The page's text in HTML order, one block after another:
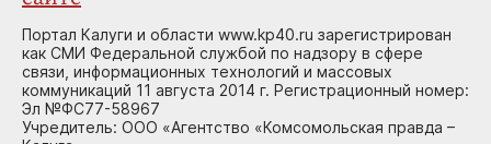
Портал Калуги и области www.kp40.ru зарегистрирован
как СМИ Федеральной службой по надзору в сфере
связи, информационных технологий и массовых
коммуникаций 11 августа 2014 г. Регистрационный номер:
Эл №ФС77-58967
Учредитель: ООО «Агентство «Комсомольская правда –